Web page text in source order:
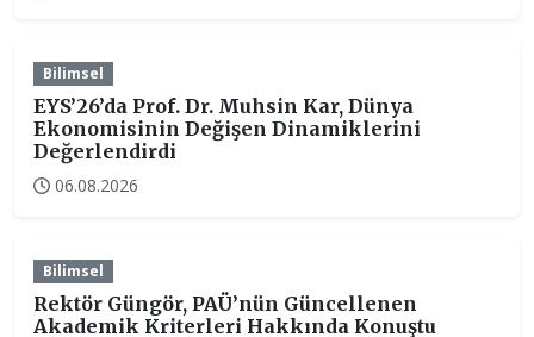
Bilimsel
EYS’26’da Prof. Dr. Muhsin Kar, Dünya
Ekonomisinin Değişen Dinamiklerini
Değerlendirdi
06.08.2026
Bilimsel
Rektör Güngör, PAÜ’nün Güncellenen
Akademik Kriterleri Hakkında Konuştu